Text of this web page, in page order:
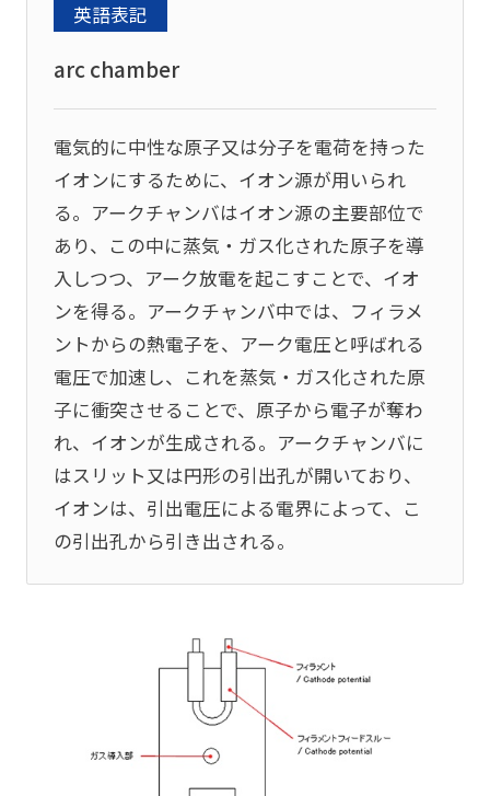
英語表記
arc chamber
電気的に中性な原子又は分子を電荷を持った
イオンにするために、イオン源が用いられ
る。アークチャンバはイオン源の主要部位で
あり、この中に蒸気・ガス化された原子を導
入しつつ、アーク放電を起こすことで、イオ
ンを得る。アークチャンバ中では、フィラメ
ントからの熱電子を、アーク電圧と呼ばれる
電圧で加速し、これを蒸気・ガス化された原
子に衝突させることで、原子から電子が奪わ
れ、イオンが生成される。アークチャンバに
はスリット又は円形の引出孔が開いており、
イオンは、引出電圧による電界によって、こ
の引出孔から引き出される。